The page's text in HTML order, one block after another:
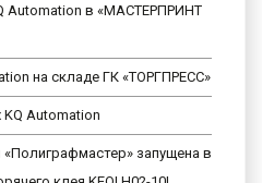
Automation в «МАСТЕРПРИНТ
на складе ГК «ТОРГПРЕСС»
Automation
запущена в